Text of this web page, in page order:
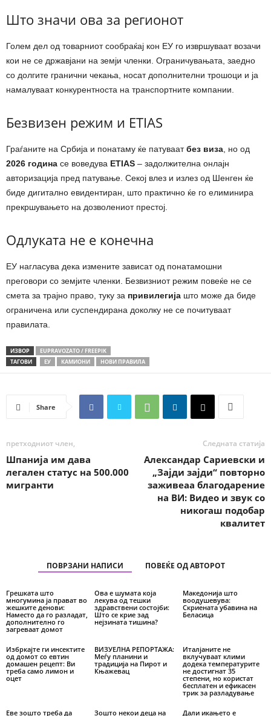
Што значи ова за регионот
Голем дел од товарниот сообраќај кон ЕУ го извршуваат возачи
кои не се државјани на земји членки. Ограничувањата, заедно
со долгите гранични чекања, носат дополнителни трошоци и ја
намалуваат конкурентноста на транспортните компании.
Безвизен режим и ETIAS
Граѓаните на Србија и понатаму ќе патуваатбез виза , но од
2026 година се воведува ETIAS – задолжителна онлајн
авторизација пред патување. Секој влез и излез од Шенген ќе
биде дигитално евидентиран, што практично ќе го елиминира
прекршувањето на дозволениот престој.
Одлуката не е конечна
ЕУ нагласува дека измените зависат од понатамошни
преговори со земјите членки. Безвизниот режим повеќе не се
смета за трајно право, туку за привилегија што може да биде
ограничена или суспендирана доколку не се почитуваат
правилата.
ИЗВОР
EUPRAVOZATO / FREEPIK
ТАГОВИ
ЕУ КАМИОНИ НОВИ ПРАВИЛА
Share
претходниот член,
Шпанија им дава
легален статус на 500.000
мигранти
Следната статија
Александар Сариевски и
„Зајди зајди“ повторно
заживеаа благодарение
на ВИ: Видео и звук со
никогаш подобар
квалитет
ПОВРЗАНИ НАПИСИ ПОВЕЌЕ ОД АВТОРОТ
Грешката што
многумина ја прават во
жешките денови:
Наместо да го разладат,
дополнително го
загреваат домот
Ова е шумата која
лекува од тешки
здравствени состојби:
Што се крие зад
нејзината тишина?
Македонија што
воодушевува:
Скриената убавина на
Беласица
Избркајте ги инсектите
од домот со евтин
домашен рецепт: Ви
треба само лимон и
оцет
ВИЗУЕЛНА РЕПОРТАЖА:
Меѓу планини и
традиција на Пирот и
Књажевац
Италјаните не
вклучуваат клими
додека температурите
не достигнат 35
степени, но користат
бесплатен и ефикасен
трик за разладување
Еве зошто треба да
Зошто некои деца на
Дали икањето е